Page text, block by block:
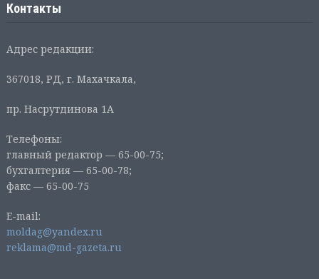
Контакты
Адрес редакции:
367018, РД, г. Махачкала,
пр. Насрутдинова 1А
Телефоны:
главный редактор — 65-00-75;
бухгалтерия — 65-00-78;
факс — 65-00-75
E-mail:
moldag@yandex.ru
reklama@md-gazeta.ru